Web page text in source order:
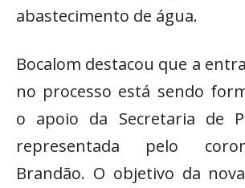
abastecimento de água.
Bocalom destacou que a
no processo está sendo
o apoio da Secretaria de
representada pelo
Brandão. O objetivo da